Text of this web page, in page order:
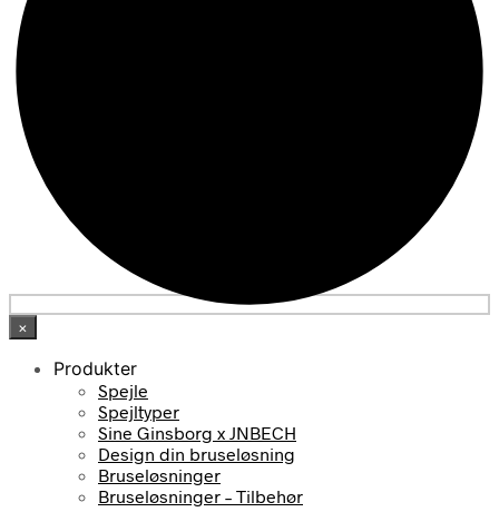
×
Produkter
Spejle
Spejltyper
Sine Ginsborg x JNBECH
Design din bruseløsning
Bruseløsninger
Bruseløsninger – Tilbehør